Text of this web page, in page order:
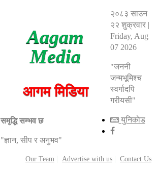
Aagam
Media
आगम मिडिया
समृद्धि सम्भव छ
"ज्ञान, सीप र अनुभव"
Our Team Advertise with us Contact Us
२०८३ साउन
२२ शुक्रवार|
Friday, Aug
07 2026
"जननी
जन्मभूमिश्च
स्वर्गादपि
गरीयसी"
युनिकाेड